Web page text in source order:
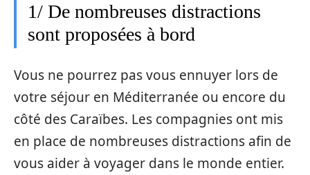
1/ De nombreuses distractions
sont proposées à bord
Vous ne pourrez pas vous ennuyer lors de
votre séjour en Méditerranée ou encore du
côté des Caraïbes. Les compagnies ont mis
en place de nombreuses distractions afin de
vous aider à voyager dans le monde entier.